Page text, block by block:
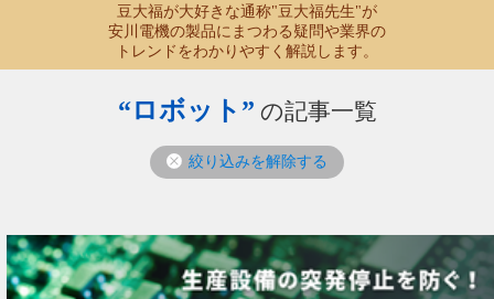
豆大福が大好きな通称"豆大福先生"が
安川電機の製品にまつわる疑問や業界の
トレンドをわかりやすく解説します。
“ロボット” の記事一覧
絞り込みを解除する